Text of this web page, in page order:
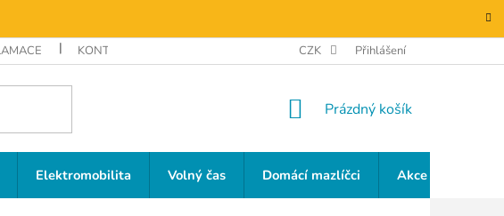
KONTAKTY CZK Přihlášení
NÁKUPNÍ
Prázdný košík
Elektromobilita Volný čas Domácí mazlíčci Akce a slevy